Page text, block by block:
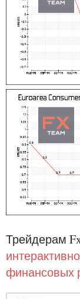
Трейдерам
финансовых